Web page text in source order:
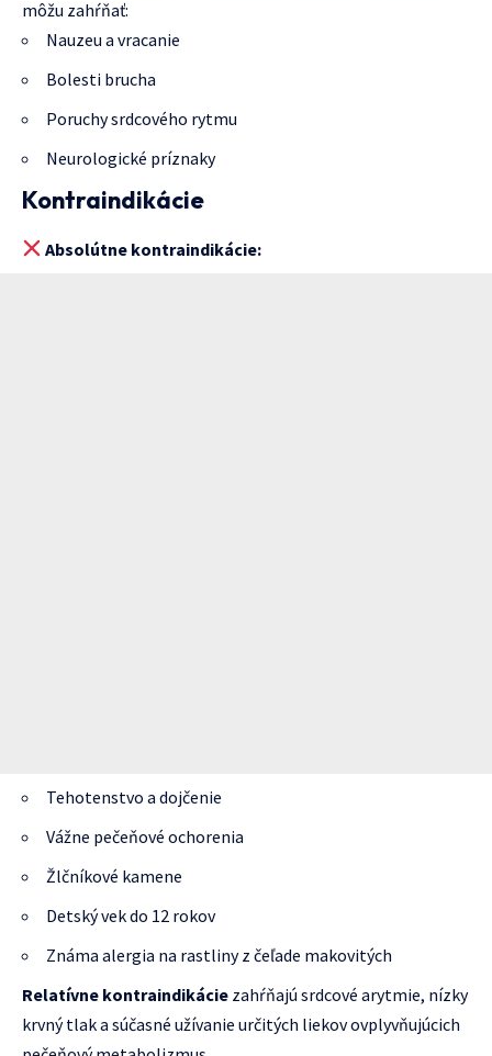
môžu zahŕňať:
Nauzeu a vracanie
Bolesti brucha
Poruchy srdcového rytmu
Neurologické príznaky
Kontraindikácie
Absolútne kontraindikácie:
Tehotenstvo a dojčenie
Vážne pečeňové ochorenia
Žlčníkové kamene
Detský vek do 12 rokov
Známa alergia na rastliny z čeľade makovitých
Relatívne kontraindikácie zahŕňajú srdcové arytmie, nízky
krvný tlak a súčasné užívanie určitých liekov ovplyvňujúcich